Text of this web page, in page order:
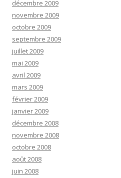
décembre 2009
novembre 2009
octobre 2009
septembre 2009
juillet 2009
mai 2009
avril 2009
mars 2009
février 2009
janvier 2009
décembre 2008
novembre 2008
octobre 2008
août 2008
juin 2008